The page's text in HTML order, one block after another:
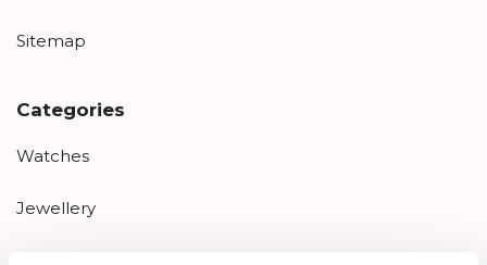
Sitemap
Categories
Watches
Jewellery